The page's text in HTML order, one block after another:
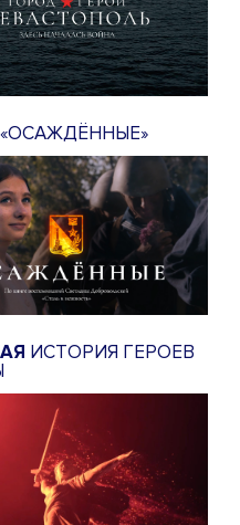
«ОСАЖДЁННЫЕ»
ИСТОРИЯ ГЕРОЕВ